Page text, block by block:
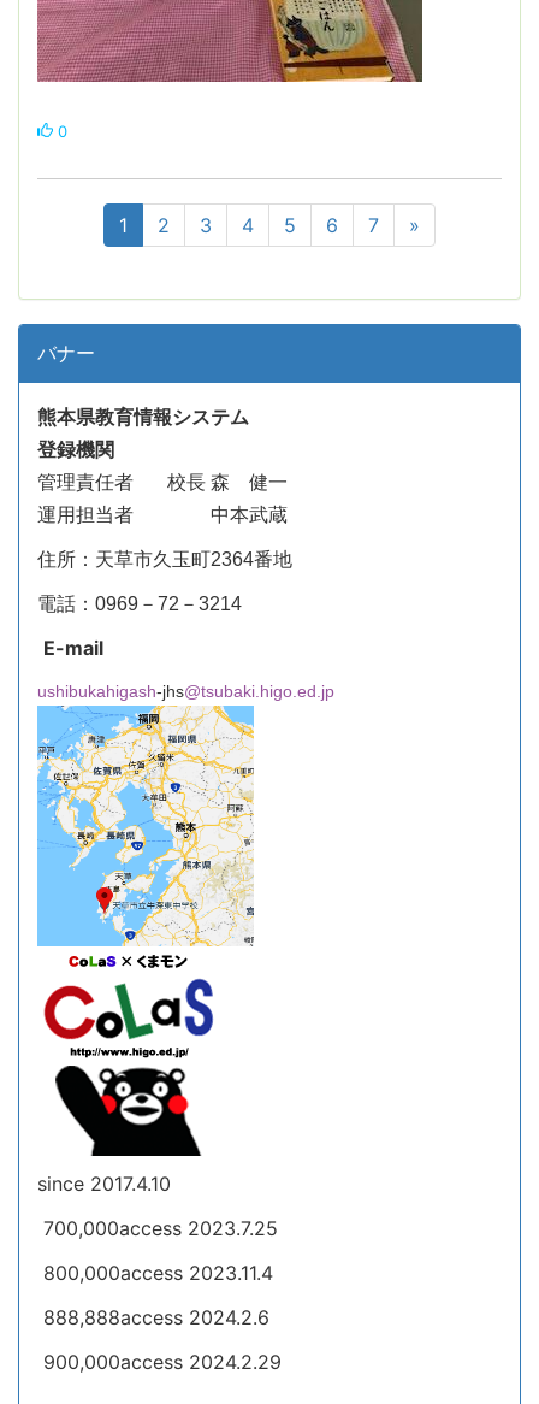
0
1 2 3 4 5 6 7 »
バナー
熊本県教育情報システム
登録機関
管理責任者 校長 森 健一
運用担当者 中本武蔵
住所：天草市久玉町2364番地
電話：0969－72－3214
E-mail
ushibukahigash-jhs@tsubaki.higo.ed.jp
since 2017.4.10
700,000access 2023.7.25
800,000access 2023.11.4
888,888access 2024.2.6
900,000access 2024.2.29